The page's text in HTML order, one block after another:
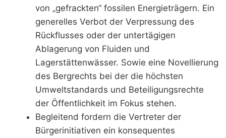
von „gefrackten“ fossilen Energieträgern. Ein
generelles Verbot der Verpressung des
Rückflusses oder der untertägigen
Ablagerung von Fluiden und
Lagerstättenwässer. Sowie eine Novellierung
des Bergrechts bei der die höchsten
Umweltstandards und Beteiligungsrechte
der Öffentlichkeit im Fokus stehen.
Begleitend fordern die Vertreter der
Bürgerinitiativen ein konsequentes